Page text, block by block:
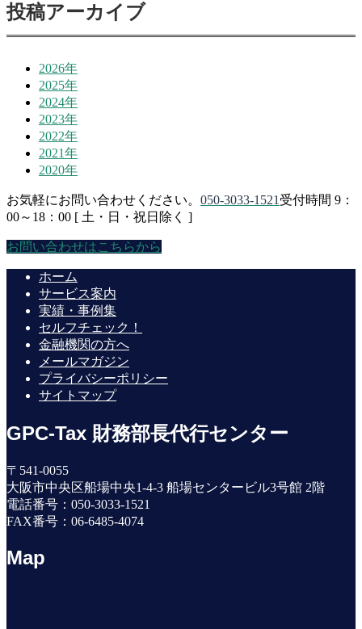
投稿アーカイブ
2026年
2025年
2024年
2023年
2022年
2021年
2020年
お気軽にお問い合わせください。 050-3033-1521 受付時間 9：
00～18：00 [ 土・日・祝日除く ]
お問い合わせはこちらから
ホーム
サービス案内
実績・事例集
セルフチェック！
金融機関の方へ
メールマガジン
プライバシーポリシー
サイトマップ
GPC-Tax 財務部長代行センター
〒541-0055
大阪市中央区船場中央1-4-3 船場センタービル3号館 2階
電話番号：050-3033-1521
FAX番号：06-6485-4074
Map